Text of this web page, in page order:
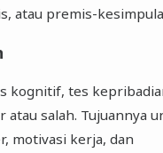
atau premis-
kognitif, tes
atau salah. Tujuannya
motivasi kerja, dan